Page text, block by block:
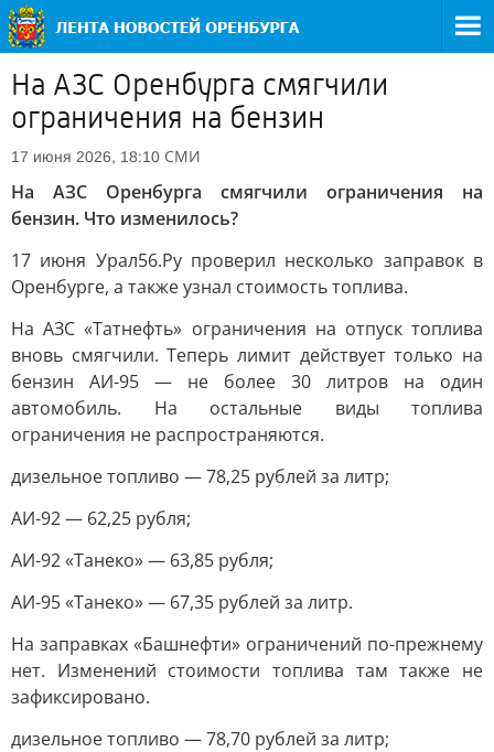
На АЗС Оренбурга смягчили
ограничения на бензин
17 июня 2026, 18:10 СМИ
На АЗС Оренбурга смягчили ограничения на
бензин. Что изменилось?
17 июня Урал56.Ру проверил несколько заправок в
Оренбурге, а также узнал стоимость топлива.
На АЗС «Татнефть» ограничения на отпуск топлива
вновь смягчили. Теперь лимит действует только на
бензин АИ-95 — не более 30 литров на один
автомобиль. На остальные виды топлива
ограничения не распространяются.
дизельное топливо — 78,25 рублей за литр;
АИ-92 — 62,25 рубля;
АИ-92 «Танеко» — 63,85 рубля;
АИ-95 «Танеко» — 67,35 рублей за литр.
На заправках «Башнефти» ограничений по-прежнему
нет. Изменений стоимости топлива там также не
зафиксировано.
дизельное топливо — 78,70 рублей за литр;